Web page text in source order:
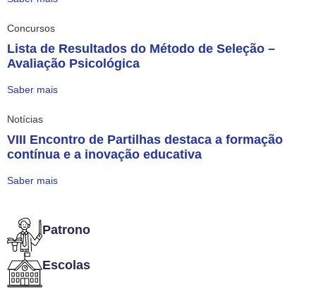
Concursos
Lista de Resultados do Método de Seleção –
Avaliação Psicológica
Saber mais
Notícias
VIII Encontro de Partilhas destaca a formação
contínua e a inovação educativa
Saber mais
Patrono
Escolas